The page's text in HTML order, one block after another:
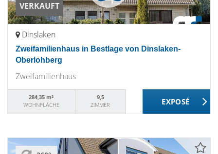
VERKAUFT
Dinslaken
Zweifamilienhaus in Bestlage von Dinslaken-
Oberlohberg
Zweifamilienhaus
284,35 m²
WOHNFLÄCHE
9,5
ZIMMER